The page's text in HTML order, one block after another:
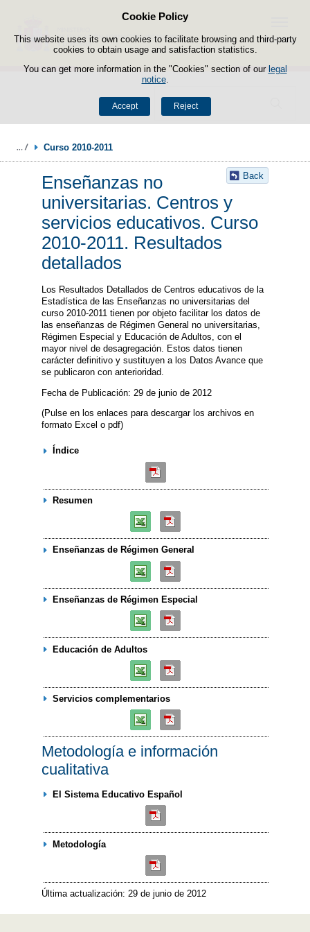
Cookie Policy
This website uses its own cookies to facilitate browsing and third-party
cookies to obtain usage and satisfaction statistics.
You can get more information in the "Cookies" section of our legal
notice.
Accept Reject
Skip to content
Search
Menu
Curso 2010-2011
Back
Enseñanzas no
universitarias. Centros y
servicios educativos. Curso
2010-2011. Resultados
detallados
Los Resultados Detallados de Centros educativos de la
Estadística de las Enseñanzas no universitarias del
curso 2010-2011 tienen por objeto facilitar los datos de
las enseñanzas de Régimen General no universitarias,
Régimen Especial y Educación de Adultos, con el
mayor nivel de desagregación. Estos datos tienen
carácter definitivo y sustituyen a los Datos Avance que
se publicaron con anterioridad.
Fecha de Publicación: 29 de junio de 2012
(Pulse en los enlaces para descargar los archivos en
formato Excel o pdf)
Índice
Resumen
Enseñanzas de Régimen General
Enseñanzas de Régimen Especial
Educación de Adultos
Servicios complementarios
Metodología e información
cualitativa
El Sistema Educativo Español
Metodología
Última actualización: 29 de junio de 2012